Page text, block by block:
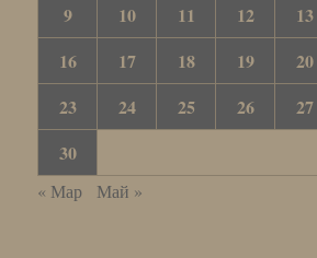
9 10 11 12 13
16
17 18 19 20
23
24 25 26 27
30
« Мар Май »